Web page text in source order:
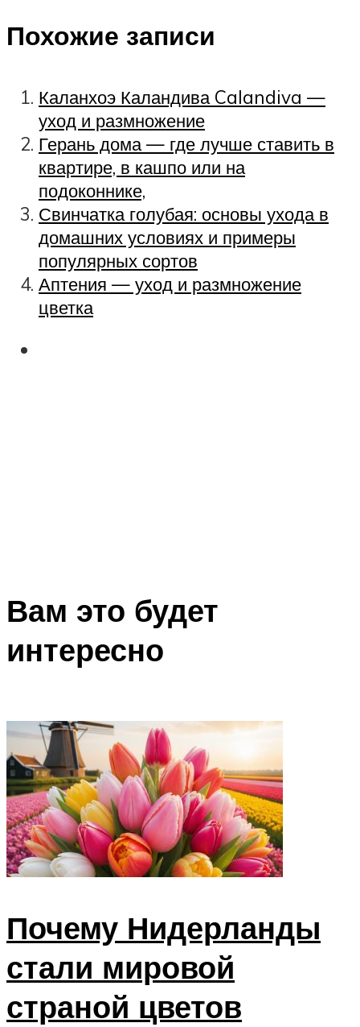
Похожие записи
Каланхоэ Каландива Calandiva —
уход и размножение
Герань дома — где лучше ставить в
квартире, в кашпо или на
подоконнике,
Свинчатка голубая: основы ухода в
домашних условиях и примеры
популярных сортов
Аптения — уход и размножение
цветка
Вам это будет
интересно
Почему Нидерланды
стали мировой
страной цветов